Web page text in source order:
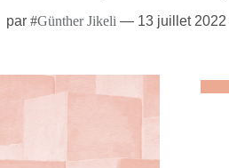
par #Günther Jikeli — 13 juillet 2022